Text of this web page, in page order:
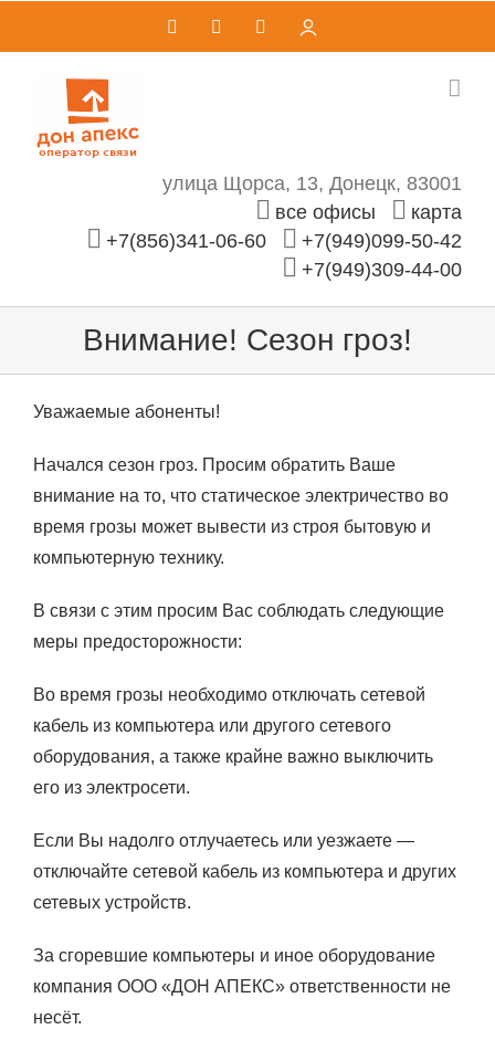
TelegramEmailЛичный
улица Щорса, 13, Донецк, 83001
все офисы
карта
+7(856)341-06-60
+7(949)099-50-42
+7(949)309-44-00
Внимание! Сезон гроз!
Уважаемые абоненты!
Начался сезон гроз. Просим обратить Ваше
внимание на то, что статическое электричество во
время грозы может вывести из строя бытовую и
компьютерную технику.
В связи с этим просим Вас соблюдать следующие
меры предосторожности:
Во время грозы необходимо отключать сетевой
кабель из компьютера или другого сетевого
оборудования, а также крайне важно выключить
его из электросети.
Если Вы надолго отлучаетесь или уезжаете —
отключайте сетевой кабель из компьютера и других
сетевых устройств.
За сгоревшие компьютеры и иное оборудование
компания ООО «ДОН АПЕКС» ответственности не
несёт.